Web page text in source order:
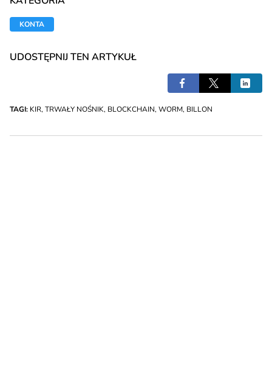
KONTA
UDOSTĘPNIJ TEN ARTYKUŁ
TAGI: KIR, TRWAŁY NOŚNIK, BLOCKCHAIN, WORM, BILLON